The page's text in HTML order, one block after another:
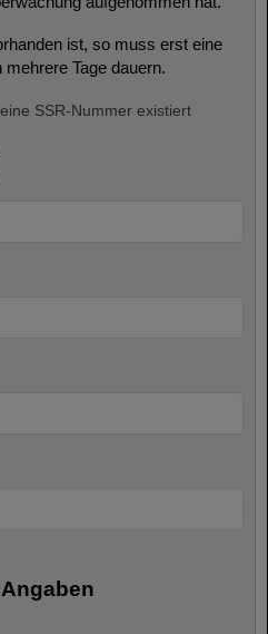
ist, so muss erst eine
Tage dauern.
SSR-Nummer existiert